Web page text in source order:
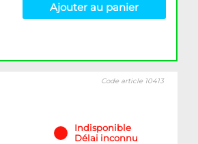
Ajouter au panier
Code article 10413
Indisponible
Délai inconnu